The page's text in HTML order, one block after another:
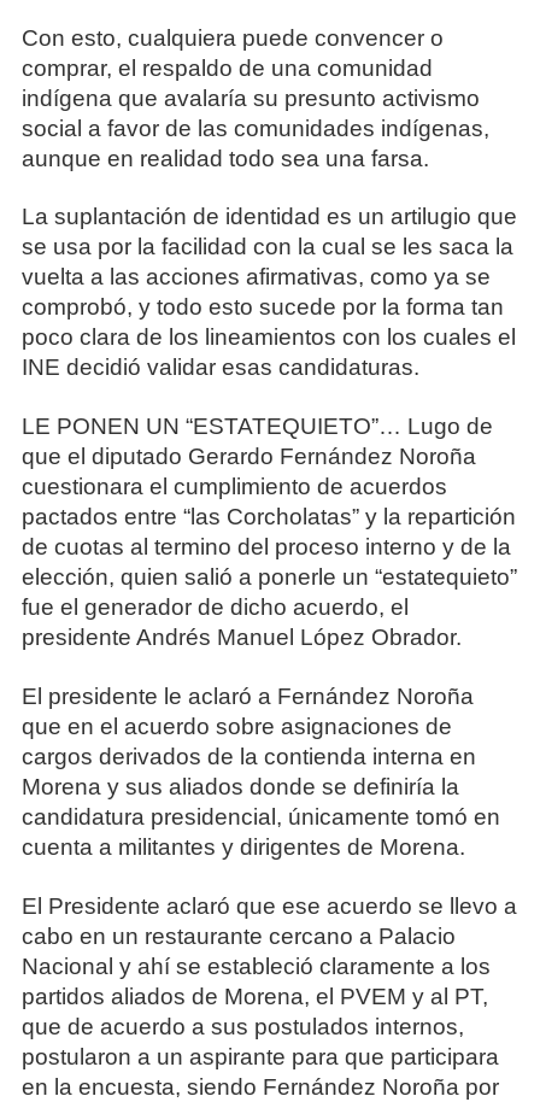
Con esto, cualquiera puede convencer o
comprar, el respaldo de una comunidad
indígena que avalaría su presunto activismo
social a favor de las comunidades indígenas,
aunque en realidad todo sea una farsa.
La suplantación de identidad es un artilugio que
se usa por la facilidad con la cual se les saca la
vuelta a las acciones afirmativas, como ya se
comprobó, y todo esto sucede por la forma tan
poco clara de los lineamientos con los cuales el
INE decidió validar esas candidaturas.
LE PONEN UN “ESTATEQUIETO”… Lugo de
que el diputado Gerardo Fernández Noroña
cuestionara el cumplimiento de acuerdos
pactados entre “las Corcholatas” y la repartición
de cuotas al termino del proceso interno y de la
elección, quien salió a ponerle un “estatequieto”
fue el generador de dicho acuerdo, el
presidente Andrés Manuel López Obrador.
El presidente le aclaró a Fernández Noroña
que en el acuerdo sobre asignaciones de
cargos derivados de la contienda interna en
Morena y sus aliados donde se definiría la
candidatura presidencial, únicamente tomó en
cuenta a militantes y dirigentes de Morena.
El Presidente aclaró que ese acuerdo se llevo a
cabo en un restaurante cercano a Palacio
Nacional y ahí se estableció claramente a los
partidos aliados de Morena, el PVEM y al PT,
que de acuerdo a sus postulados internos,
postularon a un aspirante para que participara
en la encuesta, siendo Fernández Noroña por